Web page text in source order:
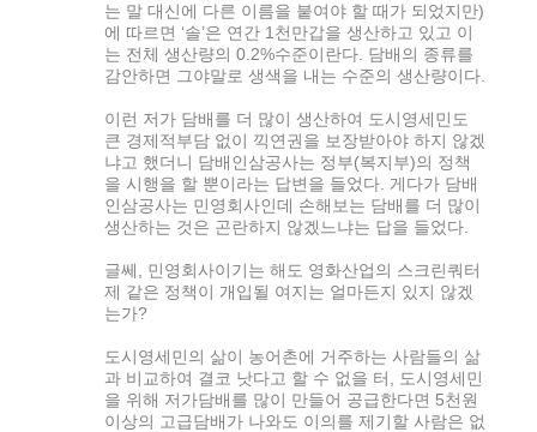
는 말 대신에 다른 이름을 붙여야 할 때가 되었지만)
에 따르면 ‘솔’은 연간 1천만갑을 생산하고 있고 이
는 전체 생산량의 0.2%수준이란다. 담배의 종류를
감안하면 그야말로 생색을 내는 수준의 생산량이다.
이런 저가 담배를 더 많이 생산하여 도시영세민도
큰 경제적부담 없이 끽연권을 보장받아야 하지 않겠
냐고 했더니 담배인삼공사는 정부(복지부)의 정책
을 시행을 할 뿐이라는 답변을 들었다. 게다가 담배
인삼공사는 민영회사인데 손해보는 담배를 더 많이
생산하는 것은 곤란하지 않겠느냐는 답을 들었다.
글쎄, 민영회사이기는 해도 영화산업의 스크린쿼터
제 같은 정책이 개입될 여지는 얼마든지 있지 않겠
는가?
도시영세민의 삶이 농어촌에 거주하는 사람들의 삶
과 비교하여 결코 낫다고 할 수 없을 터, 도시영세민
을 위해 저가담배를 많이 만들어 공급한다면 5천원
이상의 고급담배가 나와도 이의를 제기할 사람은 없